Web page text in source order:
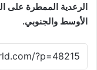
الرعدية الممطرة على
الأوسط والجنوبي.